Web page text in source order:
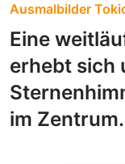
Ausmalbilder
Eine
erhebt sich
im Zentrum.